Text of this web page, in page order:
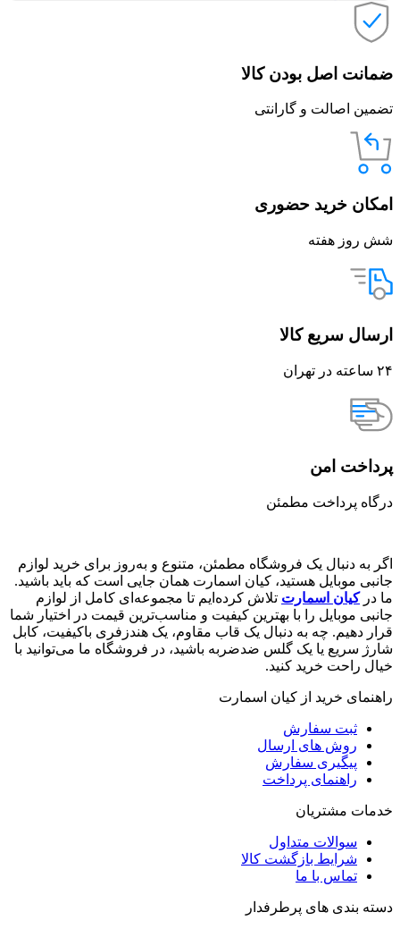
ضمانت اصل بودن کالا
تضمین اصالت و گارانتی
امکان خرید حضوری
شش روز هفته
ارسال سریع کالا
۲۴ ساعته در تهران
پرداخت امن
درگاه پرداخت مطمئن
اگر به دنبال یک فروشگاه مطمئن، متنوع و به‌روز برای خرید لوازم
جانبی موبایل هستید، کیان اسمارت همان جایی است که باید باشید.
ما درکیان اسمارت تلاش کرده‌ایم تا مجموعه‌ای کامل از لوازم
جانبی موبایل را با بهترین کیفیت و مناسب‌ترین قیمت در اختیار شما
قرار دهیم. چه به دنبال یک قاب مقاوم، یک هندزفری باکیفیت، کابل
شارژ سریع یا یک گلس ضدضربه باشید، در فروشگاه ما می‌توانید با
خیال راحت خرید کنید.
راهنمای خرید از کیان اسمارت
ثبت سفارش
روش‌ های ارسال
پیگیری سفارش
راهنمای پرداخت
خدمات مشتریان
سوالات متداول
شرایط بازگشت کالا
تماس با ما
دسته بندی های پرطرفدار